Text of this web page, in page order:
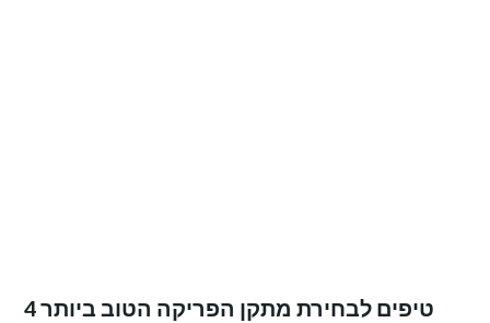
4 טיפים לבחירת מתקן הפריקה הטוב ביותר